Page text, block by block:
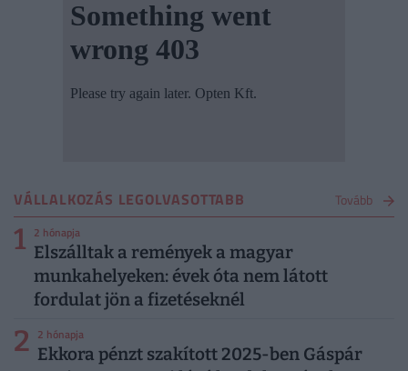
VÁLLALKOZÁS LEGOLVASOTTABB Tovább
1 2 hónapja
Elszálltak a remények a magyar
munkahelyeken: évek óta nem látott
fordulat jön a fizetéseknél
2 2 hónapja
Ekkora pénzt szakított 2025-ben Gáspár